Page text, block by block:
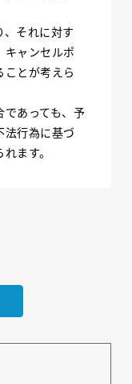
、それに対す
キャンセルポ
ことが考えら
であっても、予
法行為に基づ
ます。